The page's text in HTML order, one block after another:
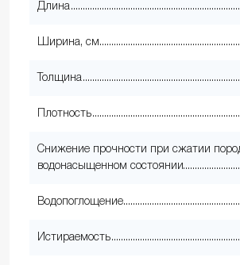
Длина
Ширина, см
Толщина
Плотность
Снижение прочности при сжатии
водонасыщенном состоянии
Водопоглощение
Истираемость